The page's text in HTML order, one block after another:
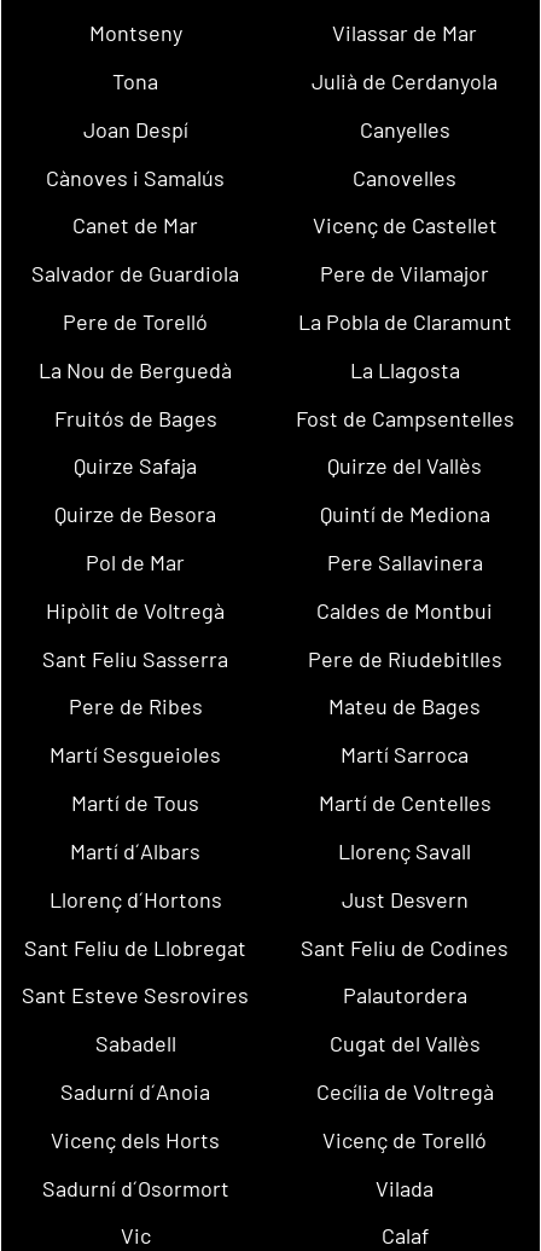
Montseny
Vilassar de Mar
Tona
Julià de Cerdanyola
Joan Despí
Canyelles
Cànoves i Samalús
Canovelles
Canet de Mar
Vicenç de Castellet
Salvador de Guardiola
Pere de Vilamajor
Pere de Torelló
La Pobla de Claramunt
La Nou de Berguedà
La Llagosta
Fruitós de Bages
Fost de Campsentelles
Quirze Safaja
Quirze del Vallès
Quirze de Besora
Quintí de Mediona
Pol de Mar
Pere Sallavinera
Hipòlit de Voltregà
Caldes de Montbui
Sant Feliu Sasserra
Pere de Riudebitlles
Pere de Ribes
Mateu de Bages
Martí Sesgueioles
Martí Sarroca
Martí de Tous
Martí de Centelles
Martí d´Albars
Llorenç Savall
Llorenç d´Hortons
Just Desvern
Sant Feliu de Llobregat
Sant Feliu de Codines
Sant Esteve Sesrovires
Palautordera
Sabadell
Cugat del Vallès
Sadurní d´Anoia
Cecília de Voltregà
Vicenç dels Horts
Vicenç de Torelló
Sadurní d´Osormort
Vilada
Vic
Calaf